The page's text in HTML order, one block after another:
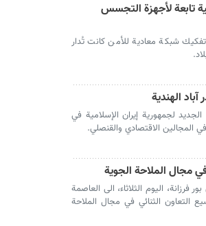
تابعة لأجهزة التجسس
شبكة معادية للأمن كانت تُدار
الهندية
الجديد لجمهورية إيران الإسلامية في
المجالين الاقتصادي والقنصلي.
مجال الملاحة الجوية
اليوم الثلاثاء، الى العاصمة
التعاون الثنائي في مجال الملاحة